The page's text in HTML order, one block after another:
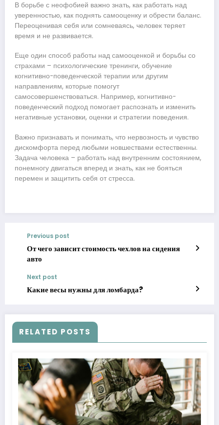
В борьбе с неофобией важно знать, как работать над
уверенностью, как поднять самооценку и обрести баланс.
Переоценивая себя или сомневаясь, человек теряет
время и не развивается.
Еще один способ работы над самооценкой и борьбы со
страхами – психологические тренинги, обучение
когнитивно-поведенческой терапии или другим
направлениям, которые помогут
самосовершенствоваться. Например, когнитивно-
поведенческий подход помогает распознать и изменить
негативные установки, оценки и стратегии поведения.
Важно признавать и понимать, что нервозность и чувство
дискомфорта перед любыми новшествами естественны.
Задача человека – работать над внутренним состоянием,
понемногу двигаться вперед и знать, как не бояться
перемен и защитить себя от стресса.
Previous post
От чего зависит стоимость чехлов на сидения
авто
Next post
Какие весы нужны для ломбарда?
RELATED POSTS